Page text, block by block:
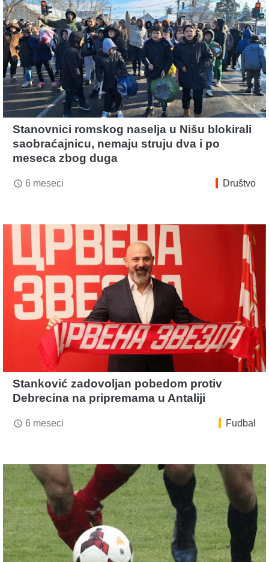
Stanovnici romskog naselja u Nišu blokirali
saobraćajnicu, nemaju struju dva i po
meseca zbog duga
access_time 6 meseci Društvo
Stanković zadovoljan pobedom protiv
Debrecina na pripremama u Antaliji
access_time 6 meseci Fudbal